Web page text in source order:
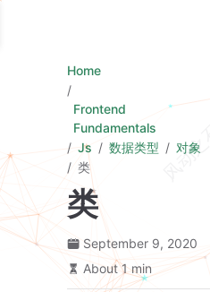
Home
Frontend
Fundamentals
Js
数据类型
对象
类
类
September 9, 2020
About 1 min